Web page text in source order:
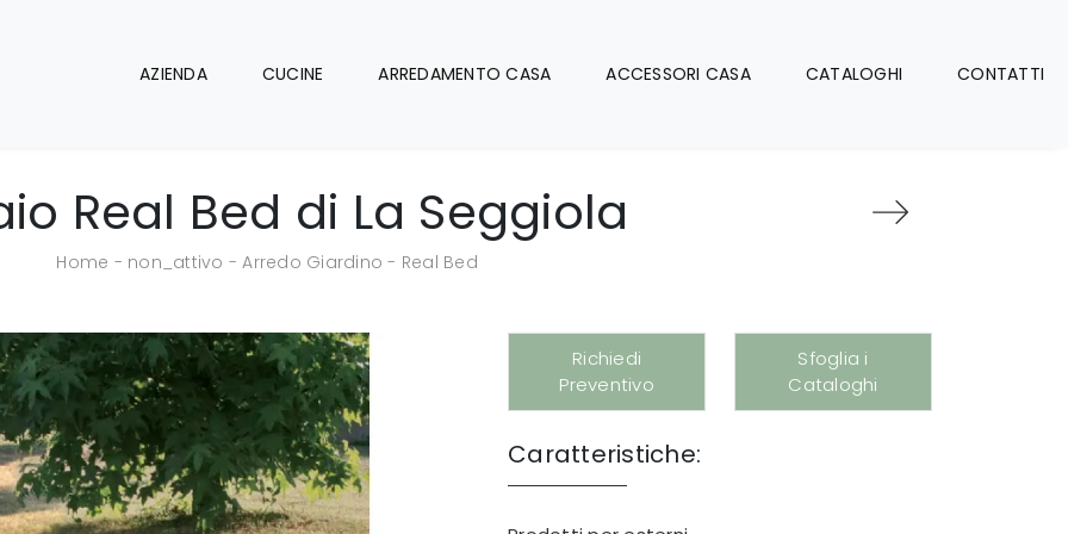
AZIENDA CUCINE ARREDAMENTO CASA ACCESSORI CASA CATALOGHI CONTATTI
Real Bed di La Seggiola
Home - non_attivo -Arredo Giardino - Real Bed
Richiedi
Preventivo
Sfoglia i
Cataloghi
Caratteristiche: